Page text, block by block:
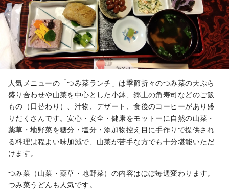
人気メニューの「つみ菜ランチ」は季節折々のつみ菜の天ぷら
盛り合わせや山菜を中心とした小鉢、郷土の角寿司などのご飯
もの（日替わり）、汁物、デザート、食後のコーヒーがあり盛
りだくさんです。安心・安全・健康をモットーに自然の山菜・
薬草・地野菜を糖分・塩分・添加物控え目に手作りで提供され
る料理は程よい味加減で、山菜が苦手な方でも十分堪能いただ
けます。
つみ菜（山菜・薬草・地野菜）の内容はほぼ毎週変わります。
つみ菜うどんも人気です。